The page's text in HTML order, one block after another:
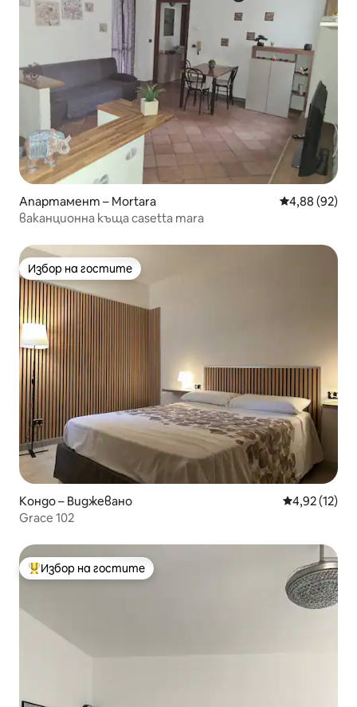
Апартамент – Mortara Средна
4,88 (92)
ваканционна къща casetta mara
Избор на гостите
Избор на гостите
Кондо – Виджевано Средна
4,92 (12)
Grace 102
Най-популярен избор на гостите
Избор на гостите